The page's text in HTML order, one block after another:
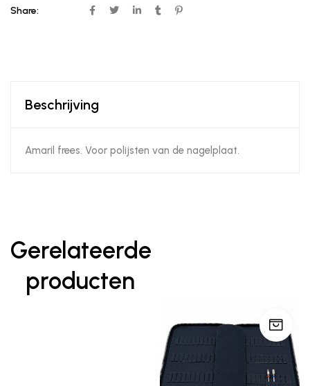
Share:
Beschrijving
Amaril frees. Voor polijsten van de nagelplaat.
Gerelateerde
producten